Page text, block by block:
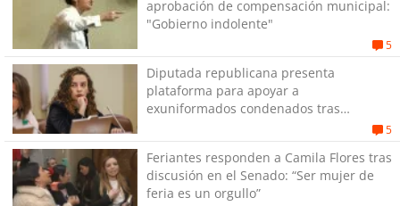
aprobación de compensación municipal:
"Gobierno indolente"
5
Diputada republicana presenta
plataforma para apoyar a
exuniformados condenados tras
5
Feriantes responden a Camila Flores tras
discusión en el Senado: “Ser mujer de
feria es un orgullo”